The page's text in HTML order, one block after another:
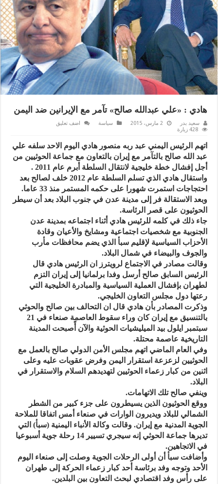
هادي : «علي عبدالله صالح» تآمر مع الإيرانين ضد اليمن
سعيد بدر 2 مارس، 2015 سياسة
اضف تعليق
428 زيارة
اتهم الرئيس اليمني عبد ربه منصور هادي اليوم الاحد سلفه علي
عبد الله صالح بالتآمر مع إيران بالتعاون مع جماعة الحوثيين من
أجل إفشال خطة خليجية لانتقال السلطة أبرم عام 2011 .
واستقال هادي الذي تسلم السلطة عام 2012 خلف لصالح بعد
احتجاجات استمرت شهورا على حكمه المستمر منذ 33 عاما.
وبعد الاستقالة فر إلى مدينة عدن في جنوب البلاد بعد أن سيطر
الحوثيون على قصر الرئاسة.
جاء ذلك في كلمه للرئيس هادي أثناء اجتماعه بمدينة عدن
الجنوبية مع شخصيات اجتماعية ومشايخ والأعيان وقادة
الأحزاب السياسية لإقليم سبأ الذي يضم محافظات مأرب
والجوف والبيضاء في شمال البلاد.
وقالت مصادر في الاجتماع لرويترز ان الرئيس هادي قال
الرئيس السابق صالح أرسل وفدا برلمانيا إلى إيران التزم
لطهران بإفشال العملية السياسية والمبادرة الخليجية التي
رعتها دول مجلس التعاون الخليجي.
وذكرت المصادر بأن هادي قال ان التحالف بين صالح والحوثي
بالتنسيق مع إيران كان وراء سقوط العاصمة صنعاء في 21
سبتمبر ايلول بيد الميليشيات الحوثية والآن أًصبحت المدينة
التاريخية عاصمة محتلة.
وفي العام الماضي اتهم مجلس الأمن الدولي صالح بالعمل مع
الحوثيين لزعزعة استقرار اليمن وفرض عقوبات عليه وعلى
اثنين من كبار زعماء الحوثيين لتهديدهم السلام والاستقرار في
البلاد.
وينفي صالح تلك الاتهامات.
ووقع الحوثيون الذين يسيطرون على جزء كبير من الشطر
الشمالي للبلاد ويديرون الوارات في صنعاء أمس اتفاقا للملاحة
الجوية المدنية مع إيران. وقالت وكالة الأنباء اليمنية (سبأ) التي
تديرها جماعة الحوثي إنه سيجري تسيير 14 رحلة جوية أسبوعيا
في الاتجاهين.
وأضافت سبأ أن أولى الرحلات الجوية وصلت إلى صنعاء اليوم
الأحد وتوجه وفد برئاسة أحد كبار زعماء الحركة إلى طهران
على رأس وفد اقتصادي لبحث التعاون بين البلدين.